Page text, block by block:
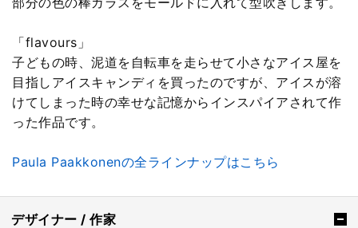
「flavours」
子どもの時、泥道を自転車を走らせて小さなアイス屋を
目指しアイスキャンディを買ったのですが、アイスが溶
けてしまった時の幸せな記憶からインスパイアされて作
った作品です。
Paula Paakkonenの全ラインナップはこちら
デザイナー / 作家